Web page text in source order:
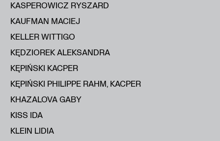
KASPEROWICZ RYSZARD
KAUFMAN MACIEJ
KELLER WITTIGO
KĘDZIOREK ALEKSANDRA
KĘPIŃSKI KACPER
KĘPIŃSKI PHILIPPE RAHM, KACPER
KHAZALOVA GABY
KISS IDA
KLEIN LIDIA